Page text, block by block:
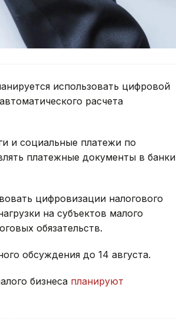
использовать цифровой
расчета
и социальные платежи по
платежные документы в банки
цифровизации налогового
на субъектов малого
обязательств.
обсуждения до 14 августа.
бизнеса планируют